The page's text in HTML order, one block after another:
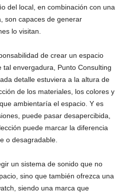
del local, en combinación con una
son capaces de generar
lo visitan.
de crear un espacio
envergadura, Punto Consulting
detalle estuviera a la altura de
de los materiales, los colores y
ambientaría el espacio. Y es
puede pasar desapercibida,
puede marcar la diferencia
o desagradable.
un sistema de sonido que no
sino que también ofrezca una
siendo una marca que